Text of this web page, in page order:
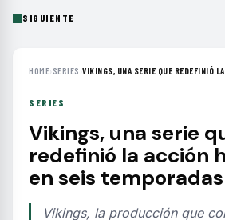
SIGUIENTE
HOME› SERIES ›VIKINGS, UNA SERIE QUE REDEFINIÓ
SERIES
Vikings, una serie
redefinió la acción
en seis temporadas
Vikings, la producción que